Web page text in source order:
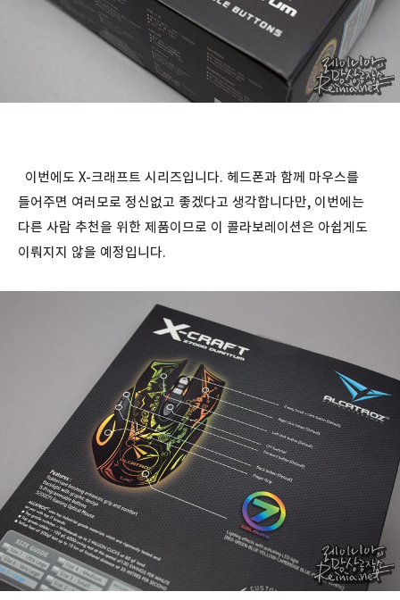
이번에도 X-크래프트 시리즈입니다. 헤드폰과 함께 마우스를
들어주면 여러모로 정신없고 좋겠다고 생각합니다만, 이번에는
다른 사람 추천을 위한 제품이므로 이 콜라보레이션은 아쉽게도
이뤄지지 않을 예정입니다.